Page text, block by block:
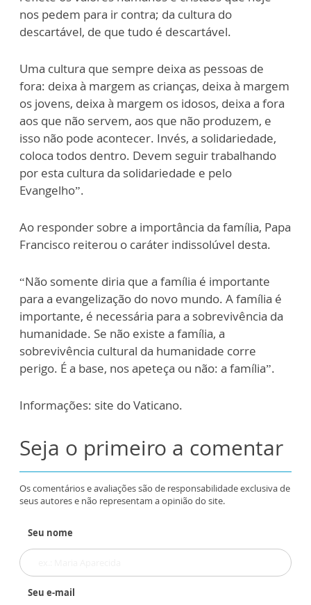
nos pedem para ir contra; da cultura do
descartável, de que tudo é descartável.
Uma cultura que sempre deixa as pessoas de
fora: deixa à margem as crianças, deixa à margem
os jovens, deixa à margem os idosos, deixa a fora
aos que não servem, aos que não produzem, e
isso não pode acontecer. Invés, a solidariedade,
coloca todos dentro. Devem seguir trabalhando
por esta cultura da solidariedade e pelo
Evangelho”.
Ao responder sobre a importância da família, Papa
Francisco reiterou o caráter indissolúvel desta.
“Não somente diria que a família é importante
para a evangelização do novo mundo. A família é
importante, é necessária para a sobrevivência da
humanidade. Se não existe a família, a
sobrevivência cultural da humanidade corre
perigo. É a base, nos apeteça ou não: a família”.
Informações: site do Vaticano.
Seja o primeiro a comentar
Os comentários e avaliações são de responsabilidade exclusiva de
seus autores e não representam a opinião do site.
Seu nome
Seu e-mail